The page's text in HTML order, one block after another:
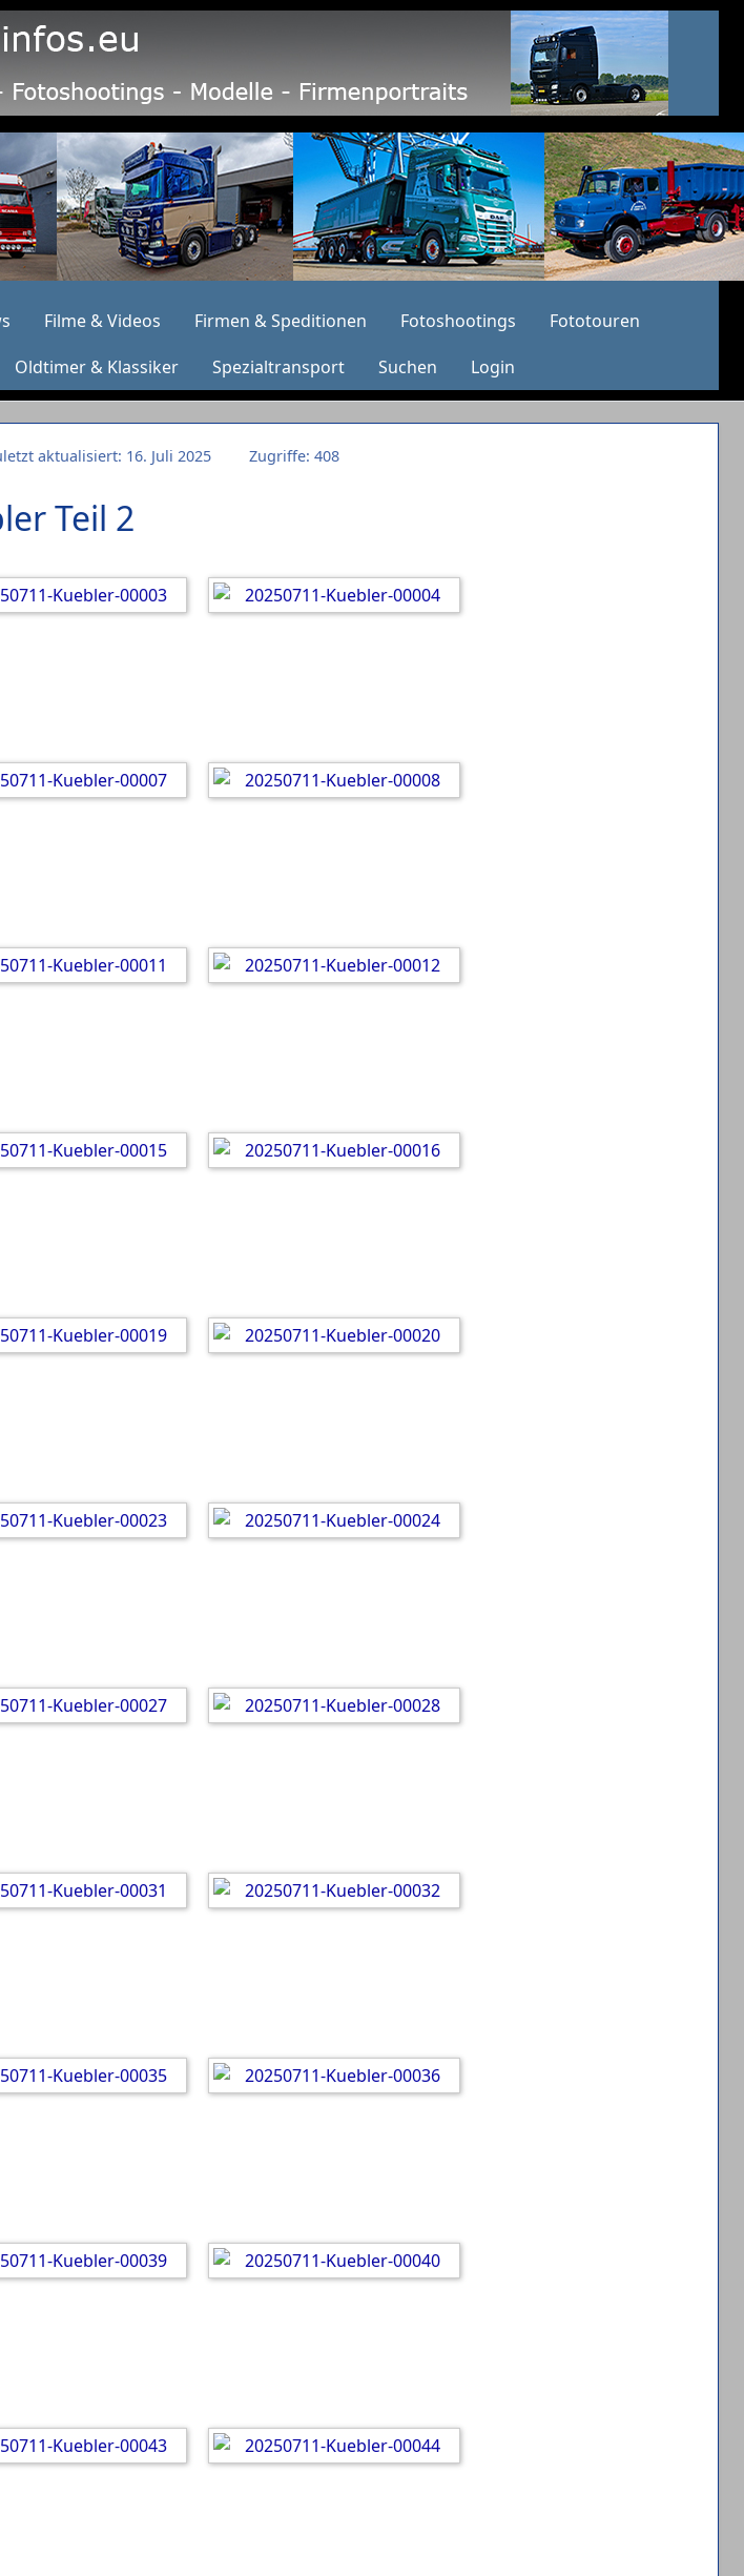
Filme & Videos Firmen & Speditionen Fotoshootings
Fototouren
Oldtimer & Klassiker Spezialtransport Suchen Login
aktualisiert: 16. Juli 2025 Zugriffe: 408
Teil 2